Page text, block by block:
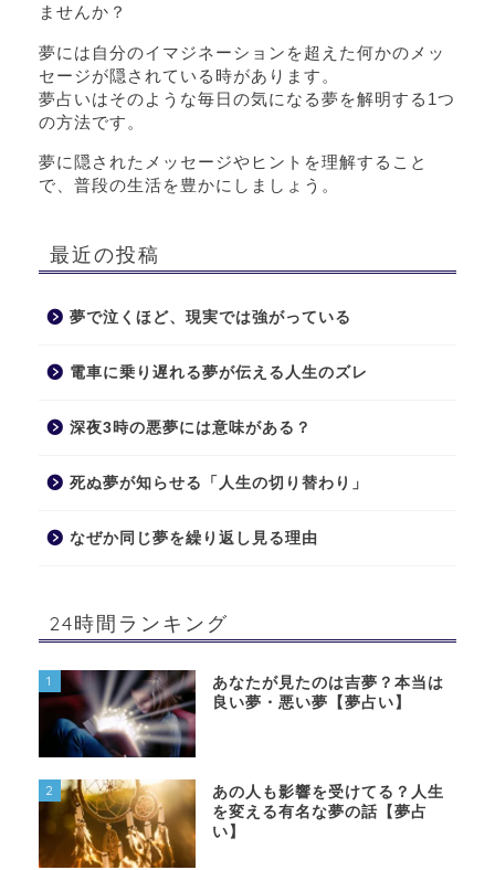
ませんか？
夢には自分のイマジネーションを超えた何かのメッ
セージが隠されている時があります。
夢占いはそのような毎日の気になる夢を解明する1つ
の方法です。
夢に隠されたメッセージやヒントを理解すること
で、普段の生活を豊かにしましょう。
最近の投稿
夢で泣くほど、現実では強がっている
電車に乗り遅れる夢が伝える人生のズレ
深夜3時の悪夢には意味がある？
死ぬ夢が知らせる「人生の切り替わり」
なぜか同じ夢を繰り返し見る理由
24時間ランキング
1
あなたが見たのは吉夢？本当は
良い夢・悪い夢【夢占い】
2
あの人も影響を受けてる？人生
を変える有名な夢の話【夢占
い】